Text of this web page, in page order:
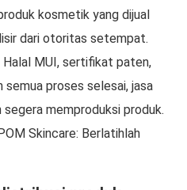
kosmetik yang dijual
dari otoritas setempat.
MUI, sertifikat paten,
semua proses selesai, jasa
memproduksi produk.
Skincare: Berlatihlah